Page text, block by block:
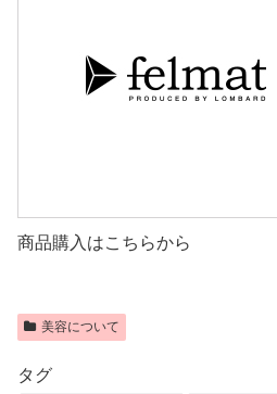
商品購入はこちらから
美容について
タグ